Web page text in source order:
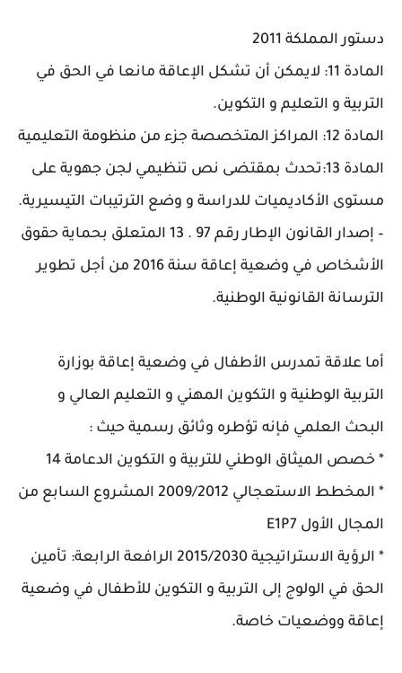
دستور المملكة 2011
المادة 11: لايمكن أن تشكل الإعاقة مانعا في الحق في
التربية و التعليم و التكوين.
المادة 12: المراكز المتخصصة جزء من منظومة التعليمية
المادة 13:تحدث بمقتضى نص تنظيمي لجن جهوية على
مستوى الأكاديميات للدراسة و وضع الترتيبات التيسيرية.
– إصدار القانون الإطار رقم 97 . 13 المتعلق بحماية حقوق
الأشخاص في وضعية إعاقة سنة 2016 من أجل تطوير
الترسانة القانونية الوطنية.
أما علاقة تمدرس الأطفال في وضعية إعاقة بوزارة
التربية الوطنية و التكوين المهني و التعليم العالي و
البحث العلمي فإنه تؤطره وثائق رسمية حيث :
* خصص الميثاق الوطني للتربية و التكوين الدعامة 14
* المخطط الاستعجالي 2009/2012 المشروع السابع من
المجال الأول E1P7
* الرؤية الاستراتيجية 2015/2030 الرافعة الرابعة: تأمين
الحق في الولوج إلى التربية و التكوين للأطفال في وضعية
إعاقة ووضعيات خاصة.